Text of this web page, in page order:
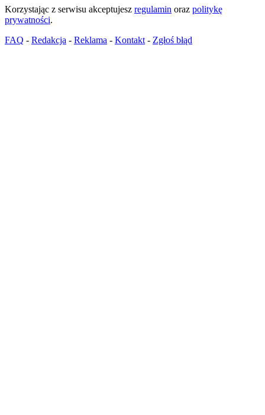
Korzystając z serwisu akceptujesz regulamin oraz politykę
prywatności.
FAQ - Redakcja - Reklama - Kontakt - Zgłoś błąd